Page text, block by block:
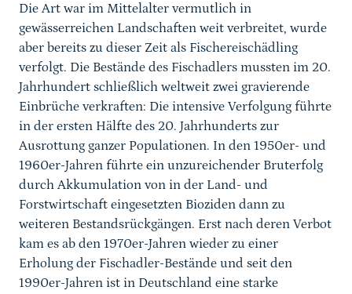
Die Art war im Mittelalter vermutlich in
gewässerreichen Landschaften weit verbreitet, wurde
aber bereits zu dieser Zeit als Fischereischädling
verfolgt. Die Bestände des Fischadlers mussten im 20.
Jahrhundert schließlich weltweit zwei gravierende
Einbrüche verkraften: Die intensive Verfolgung führte
in der ersten Hälfte des 20. Jahrhunderts zur
Ausrottung ganzer Populationen. In den 1950er- und
1960er-Jahren führte ein unzureichender Bruterfolg
durch Akkumulation von in der Land- und
Forstwirtschaft eingesetzten Bioziden dann zu
weiteren Bestandsrückgängen. Erst nach deren Verbot
kam es ab den 1970er-Jahren wieder zu einer
Erholung der Fischadler-Bestände und seit den
1990er-Jahren ist in Deutschland eine starke